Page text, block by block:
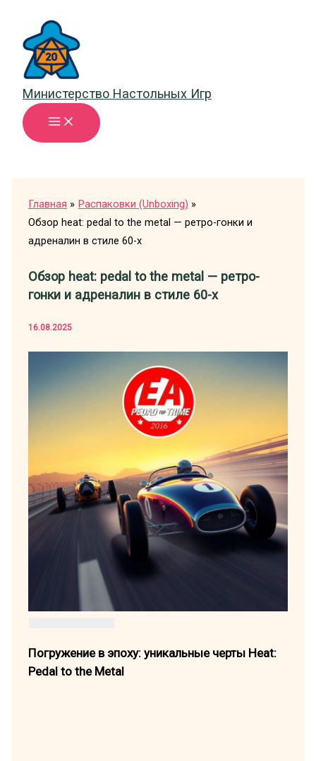
содержимому
Министерство Настольных Игр
Главная
Распаковки (Unboxing)
Обзор heat: pedal to the metal — ретро-гонки и
адреналин в стиле 60-х
Обзор heat: pedal to the metal — ретро-
гонки и адреналин в стиле 60-х
16.08.2025
Погружение в эпоху: уникальные черты Heat:
Pedal to the Metal